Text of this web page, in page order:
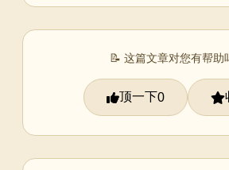
📝 这篇文章对您有帮助
顶一下0